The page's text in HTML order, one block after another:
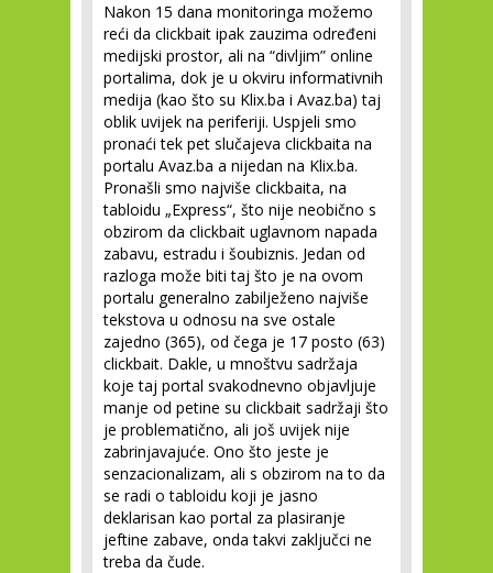
Nakon 15 dana monitoringa možemo
reći da clickbait ipak zauzima određeni
medijski prostor, ali na “divljim” online
portalima, dok je u okviru informativnih
medija (kao što su Klix.ba i Avaz.ba) taj
oblik uvijek na periferiji. Uspjeli smo
pronaći tek pet slučajeva clickbaita na
portalu Avaz.ba a nijedan na Klix.ba.
Pronašli smo najviše clickbaita, na
tabloidu „Express“, što nije neobično s
obzirom da clickbait uglavnom napada
zabavu, estradu i šoubiznis. Jedan od
razloga može biti taj što je na ovom
portalu generalno zabilježeno najviše
tekstova u odnosu na sve ostale
zajedno (365), od čega je 17 posto (63)
clickbait. Dakle, u mnoštvu sadržaja
koje taj portal svakodnevno objavljuje
manje od petine su clickbait sadržaji što
je problematično, ali još uvijek nije
zabrinjavajuće. Ono što jeste je
senzacionalizam, ali s obzirom na to da
se radi o tabloidu koji je jasno
deklarisan kao portal za plasiranje
jeftine zabave, onda takvi zaključci ne
treba da čude.